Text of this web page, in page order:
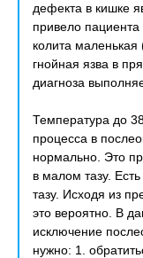
дефекта в кишке
привело пациента
колита
гнойная язва в
диагноза
Температура до
процесса в
нормально. Это
в малом тазу.
тазу. Исходя из
это вероятно. В
исключение
нужно: 1.